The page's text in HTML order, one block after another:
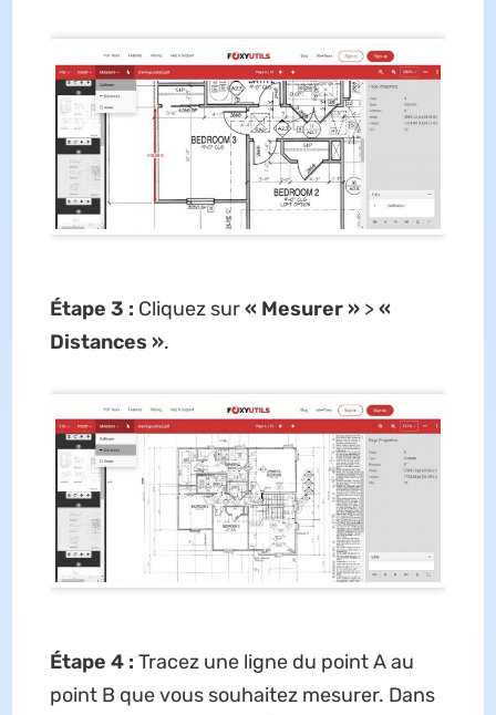
Étape 3 : Cliquez sur« Mesurer »>«
Distances ».
Étape 4 : Tracez une ligne du point A au
point B que vous souhaitez mesurer. Dans